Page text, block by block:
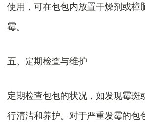
使用，可在包包内放置干燥剂或樟
霉。
五、定期检查与维护
定期检查包包的状况，如发现霉斑
行清洁和养护。对于严重发霉的包